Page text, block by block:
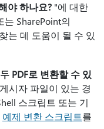
야 하나요? "에 대한
는 SharePoint의
는 데 도움이 될 수 있
PDF로 변환할 수 있
시자 파일이 있는 경
스크립트 또는 기
예제 변환 스크립트를